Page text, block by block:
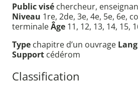
Public visé chercheur,
Niveau 1re, 2de, 3e, 4e, 5e, 6e,
terminaleÂge 11, 12, 13, 14, 15,
Type chapitre d’un ouvrage
Support cédérom
Classification